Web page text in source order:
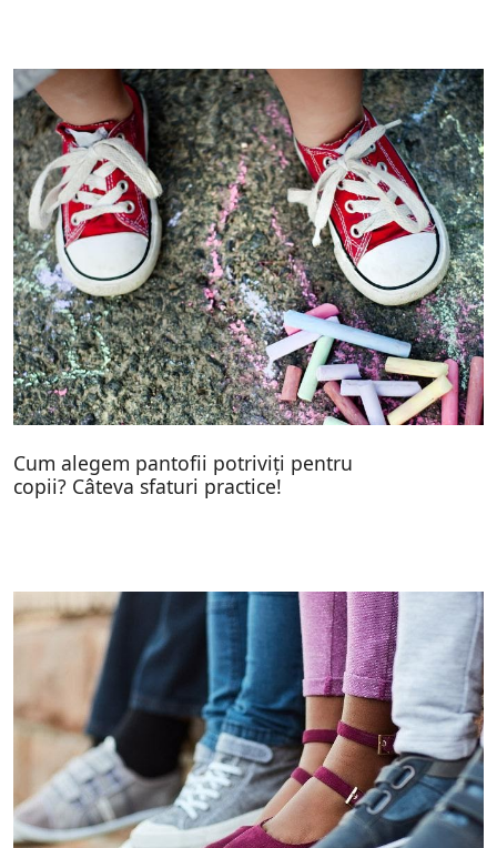
Cum alegem pantofii potriviți pentru
copii? Câteva sfaturi practice!